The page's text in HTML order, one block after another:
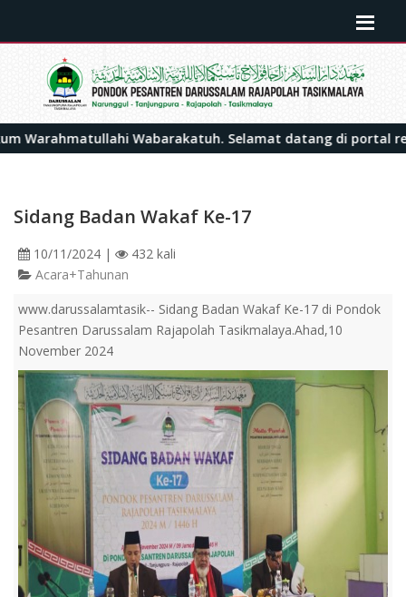
Wabarakatuh. Selamat datang di portal resmi Pondok
Sidang Badan Wakaf Ke-17
10/11/2024 |
432 kali
Acara+Tahunan
www.darussalamtasik-- Sidang Badan Wakaf Ke-17 di Pondok
Pesantren Darussalam Rajapolah Tasikmalaya.Ahad,10
November 2024